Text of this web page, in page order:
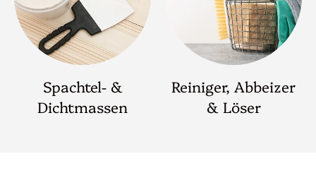
Spachtel- &
Dichtmassen
Reiniger, Abbeizer
& Löser